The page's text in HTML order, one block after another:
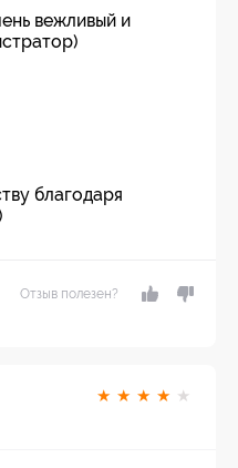
вежливый и
благодаря
Отзыв полезен?
★ ★ ★ ★ ★